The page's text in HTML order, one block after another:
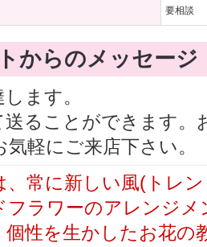
要相談
からのメッセージ
ます。
送ることができます
軽にご来店下さい。
常に新しい風(トレ
フラワーのアレンジ
性を生かしたお花の